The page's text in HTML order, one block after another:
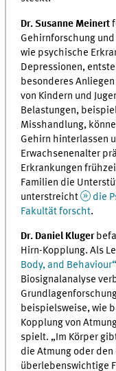
Dr. Susanne Meinert
Gehirnforschung
wie psychische
Depressionen,
besonderes
von Kindern und
Belastungen,
Misshandlung,
Gehirn hinterlassen
Erwachsenenalter
Erkrankungen
Familien die
unterstreicht
die
Fakultät forscht.
Dr. Daniel Kluger
Hirn-Kopplung. Als
Body, and Behaviour“
Biosignalanalyse
beispielsweise, wie
Kopplung von
spielt. „Im Körper
die Atmung oder
überlebenswichtige